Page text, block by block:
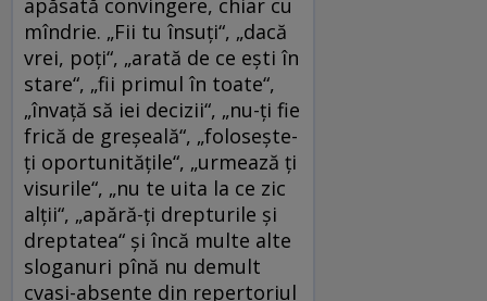
apăsată convingere, chiar cu
mîndrie. „Fii tu însuți“, „dacă
vrei, poți“, „arată de ce ești în
stare“, „fii primul în toate“,
„învață să iei decizii“, „nu-ți fie
frică de greșeală“, „folosește-
ți oportunitățile“, „urmează ți
visurile“, „nu te uita la ce zic
alții“, „apără-ți drepturile și
dreptatea“ și încă multe alte
sloganuri pînă nu demult
cvasi-absente din repertoriul